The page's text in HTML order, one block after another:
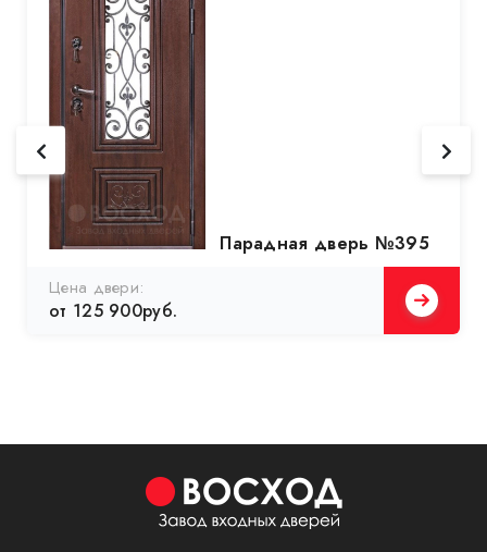
Парадная дверь №395
Цена двери:
от 125 900руб.